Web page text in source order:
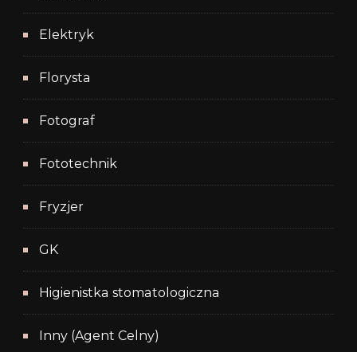
Elektryk
Florysta
Fotograf
Fototechnik
Fryzjer
GK
Higienistka stomatologiczna
Inny (Agent Celny)